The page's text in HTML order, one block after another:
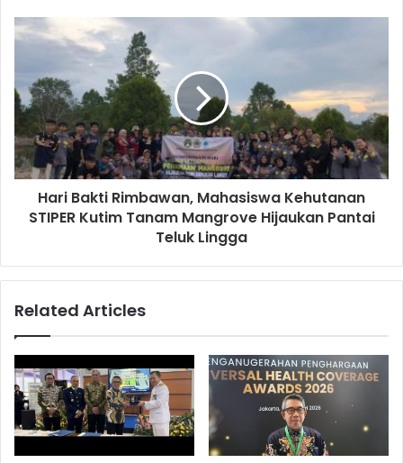
Hari Bakti Rimbawan, Mahasiswa Kehutanan
STIPER Kutim Tanam Mangrove Hijaukan Pantai
Teluk Lingga
Related Articles